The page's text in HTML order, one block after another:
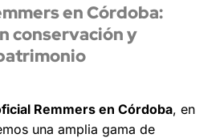
en Córdoba:
conservación y
Remmers en Córdoba, en
una amplia gama de